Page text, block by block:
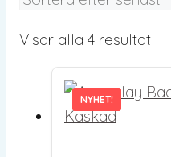
Visar alla 4 resultat
NYHET!
NYHET!